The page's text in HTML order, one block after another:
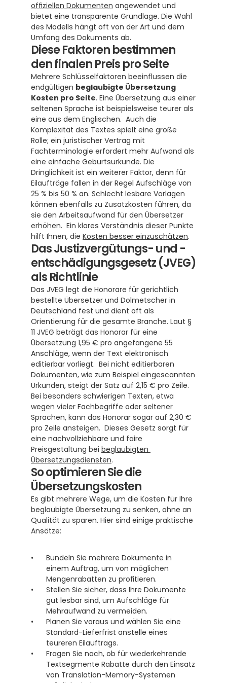
offiziellen Dokumenten angewendet und
bietet eine transparente Grundlage. Die Wahl
des Modells hängt oft von der Art und dem
Umfang des Dokuments ab.
Diese Faktoren bestimmen
den finalen Preis pro Seite
Mehrere Schlüsselfaktoren beeinflussen die
endgültigen beglaubigte Übersetzung
Kosten pro Seite. Eine Übersetzung aus einer
seltenen Sprache ist beispielsweise teurer als
eine aus dem Englischen.  Auch die
Komplexität des Textes spielt eine große
Rolle; ein juristischer Vertrag mit
Fachterminologie erfordert mehr Aufwand als
eine einfache Geburtsurkunde. Die
Dringlichkeit ist ein weiterer Faktor, denn für
Eilaufträge fallen in der Regel Aufschläge von
25 % bis 50 % an. Schlecht lesbare Vorlagen
können ebenfalls zu Zusatzkosten führen, da
sie den Arbeitsaufwand für den Übersetzer
erhöhen.  Ein klares Verständnis dieser Punkte
hilft Ihnen, die Kosten besser einzuschätzen.
Das Justizvergütungs- und -
entschädigungsgesetz (JVEG)
als Richtlinie
Das JVEG legt die Honorare für gerichtlich
bestellte Übersetzer und Dolmetscher in
Deutschland fest und dient oft als
Orientierung für die gesamte Branche. Laut §
11 JVEG beträgt das Honorar für eine
Übersetzung 1,95 € pro angefangene 55
Anschläge, wenn der Text elektronisch
editierbar vorliegt.  Bei nicht editierbaren
Dokumenten, wie zum Beispiel eingescannten
Urkunden, steigt der Satz auf 2,15 € pro Zeile.
Bei besonders schwierigen Texten, etwa
wegen vieler Fachbegriffe oder seltener
Sprachen, kann das Honorar sogar auf 2,30 €
pro Zeile ansteigen.  Dieses Gesetz sorgt für
eine nachvollziehbare und faire
Preisgestaltung bei beglaubigten
Übersetzungsdiensten.
So optimieren Sie die
Übersetzungskosten
Es gibt mehrere Wege, um die Kosten für Ihre
beglaubigte Übersetzung zu senken, ohne an
Qualität zu sparen. Hier sind einige praktische
Ansätze:
Bündeln Sie mehrere Dokumente in
einem Auftrag, um von möglichen
Mengenrabatten zu profitieren.
Stellen Sie sicher, dass Ihre Dokumente
gut lesbar sind, um Aufschläge für
Mehraufwand zu vermeiden.
Planen Sie voraus und wählen Sie eine
Standard-Lieferfrist anstelle eines
teureren Eilauftrags.
Fragen Sie nach, ob für wiederkehrende
Textsegmente Rabatte durch den Einsatz
von Translation-Memory-Systemen